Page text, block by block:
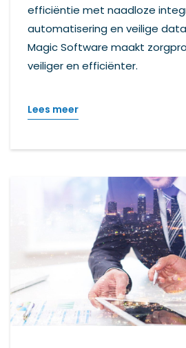
efficiëntie met naadloze
automatisering en veilige
Magic Software maakt
veiliger en efficiënter.
Lees meer